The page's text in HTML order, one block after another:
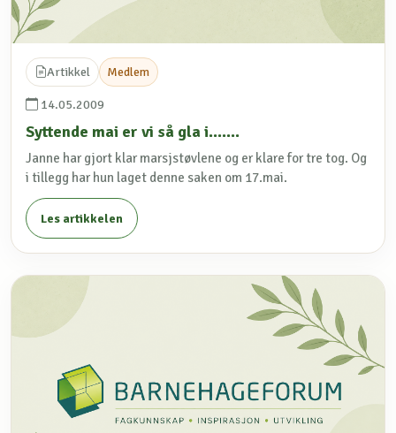
Artikkel Medlem
14.05.2009
Syttende mai er vi så gla i.......
Janne har gjort klar marsjstøvlene og er klare for tre tog. Og
i tillegg har hun laget denne saken om 17.mai.
Les artikkelen